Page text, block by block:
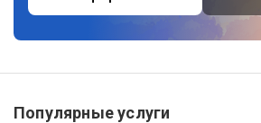
Популярные услуги